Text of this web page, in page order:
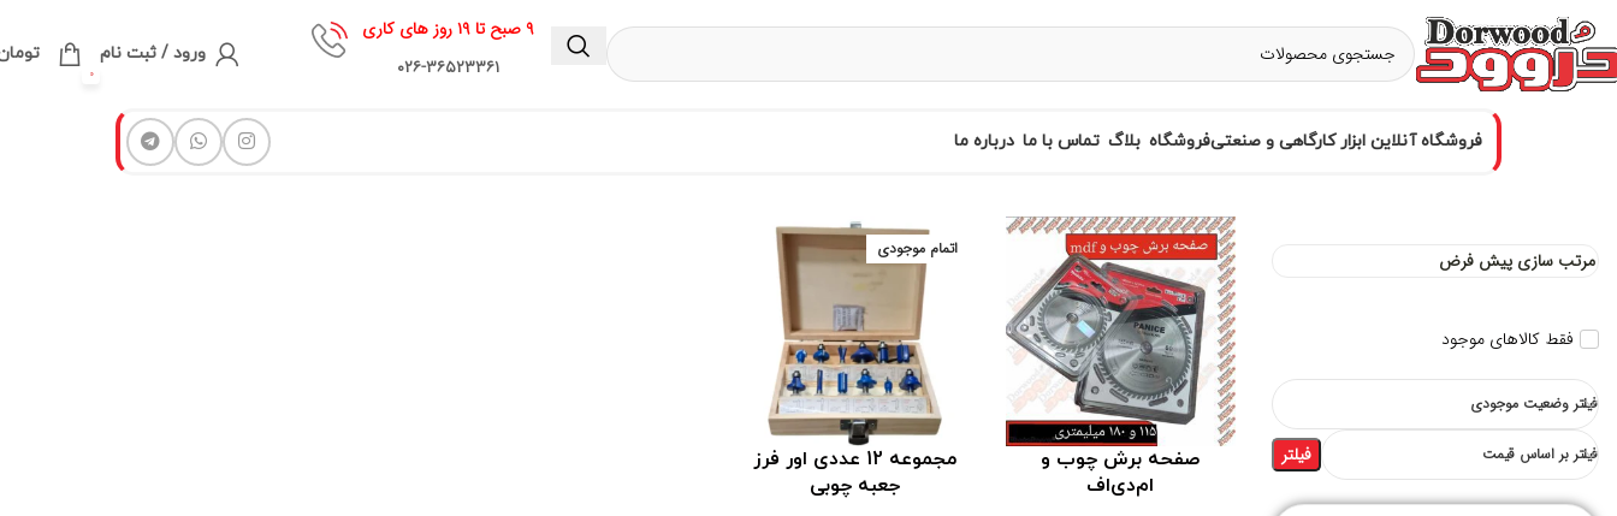
۹ صبح تا ۱۹ روز های کاری
۰۲۶-۳۶۵۲۳۳۶۱
ورود / ثبت نام
0
فروشگاه آنلاین ابزار کارگاهی و صنعتیفروشگاه بلاگ تماس با ما درباره ما
فقط کالاهای موجود
فیلتر وضعیت موجودی
فیلتر بر اساس قیمت فیلتر
صفحه برش چوب و
ام‌دی‌اف
اتمام موجودی
مجموعه 12 عددی اور فرز
جعبه چوبی